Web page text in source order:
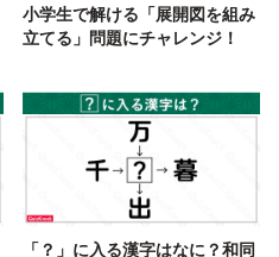
小学生で解ける「展開図を組み
立てる」問題にチャレンジ！
「？」に入る漢字はなに？和同